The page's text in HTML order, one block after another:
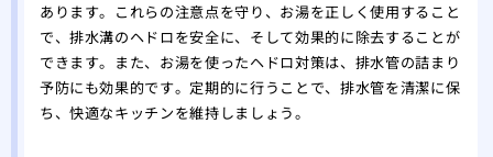
あります。これらの注意点を守り、お湯を正しく使用すること
で、排水溝のヘドロを安全に、そして効果的に除去することが
できます。また、お湯を使ったヘドロ対策は、排水管の詰まり
予防にも効果的です。定期的に行うことで、排水管を清潔に保
ち、快適なキッチンを維持しましょう。